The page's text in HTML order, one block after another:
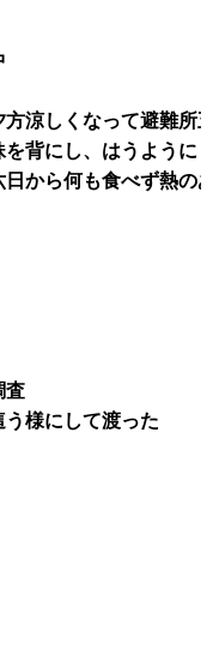
方涼しくなって避難所
を背にし、はうように
日から何も食べず熱の
査
様にして渡った